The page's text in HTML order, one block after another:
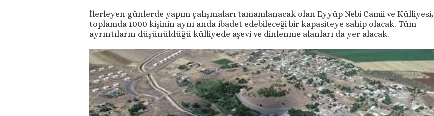
İlerleyen günlerde yapım çalışmaları tamamlanacak olan Eyyüp Nebi Camii ve Külliyesi,
toplamda 1000 kişinin aynı anda ibadet edebileceği bir kapasiteye sahip olacak. Tüm
ayrıntıların düşünüldüğü külliyede aşevi ve dinlenme alanları da yer alacak.